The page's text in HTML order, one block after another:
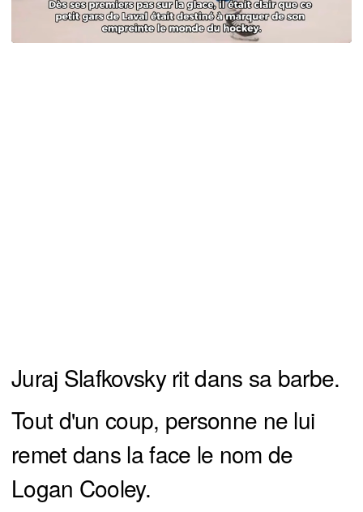
Juraj Slafkovsky rit dans sa barbe.
Tout d'un coup, personne ne lui
remet dans la face le nom de
Logan Cooley.